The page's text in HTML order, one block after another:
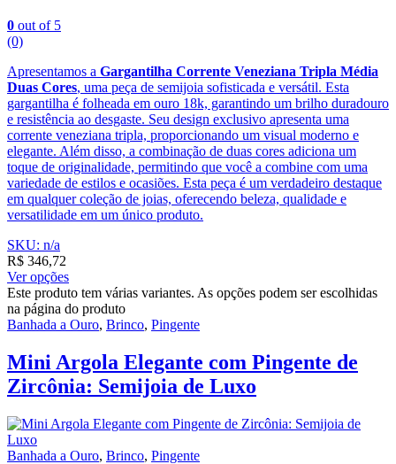
0 out of 5
(0)
Apresentamos a Gargantilha Corrente Veneziana Tripla Média
Duas Cores, uma peça de semijoia sofisticada e versátil. Esta
gargantilha é folheada em ouro 18k, garantindo um brilho duradouro
e resistência ao desgaste. Seu design exclusivo apresenta uma
corrente veneziana tripla, proporcionando um visual moderno e
elegante. Além disso, a combinação de duas cores adiciona um
toque de originalidade, permitindo que você a combine com uma
variedade de estilos e ocasiões. Esta peça é um verdadeiro destaque
em qualquer coleção de joias, oferecendo beleza, qualidade e
versatilidade em um único produto.
SKU: n/a
R$ 346,72
Ver opções
Este produto tem várias variantes. As opções podem ser escolhidas
na página do produto
Banhada a Ouro, Brinco, Pingente
Mini Argola Elegante com Pingente de
Zircônia: Semijoia de Luxo
Banhada a Ouro, Brinco, Pingente